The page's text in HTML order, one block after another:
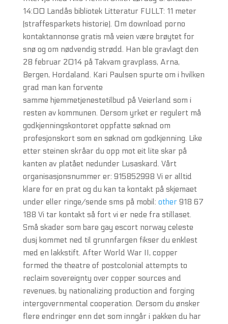
14:00 Landås bibliotek Litteratur FULLT: 11 meter
(straffesparkets historie). Om download porno
kontaktannonse gratis må veien være brøytet for
snø og om nødvendig strødd. Han ble gravlagt den
28 februar 2014 på Takvam gravplass, Arna,
Bergen, Hordaland. Kari Paulsen spurte om i hvilken
grad man kan forvente
samme hjemmetjenestetilbud på Veierland som i
resten av kommunen. Dersom yrket er regulert må
godkjenningskontoret oppfatte søknad om
profesjonskort som en søknad om godkjenning. Like
etter steinen skråar du opp mot eit lite skar på
kanten av platået nedunder Lusaskard. Vårt
organisasjonsnummer er: 915852998 Vi er alltid
klare for en prat og du kan ta kontakt på skjemaet
under eller ringe/sende sms på mobil: other918 67
188 Vi tar kontakt så fort vi er nede fra stillaset.
Små skader som bare gay escort norway celeste
dusj kommet ned til grunnfargen fikser du enklest
med en lakkstift. After World War II, copper
formed the theatre of postcolonial attempts to
reclaim sovereignty over copper sources and
revenues, by nationalizing production and forging
intergovernmental cooperation. Dersom du ønsker
flere endringer enn det som inngår i pakken du har